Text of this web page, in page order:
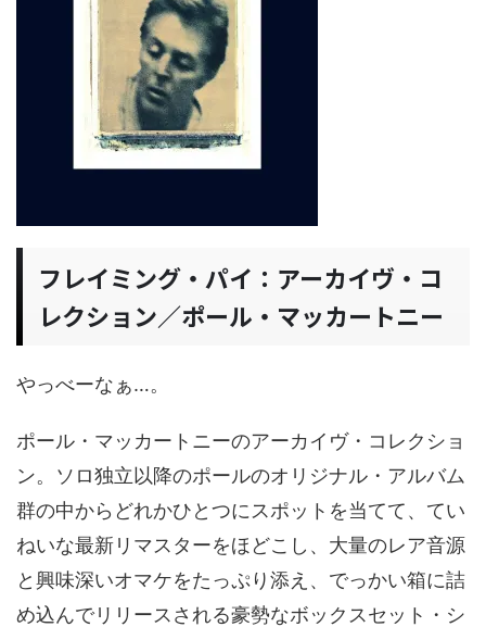
フレイミング・パイ：アーカイヴ・コ
レクション／ポール・マッカートニー
やっべーなぁ…。
ポール・マッカートニーのアーカイヴ・コレクショ
ン。ソロ独立以降のポールのオリジナル・アルバム
群の中からどれかひとつにスポットを当てて、てい
ねいな最新リマスターをほどこし、大量のレア音源
と興味深いオマケをたっぷり添え、でっかい箱に詰
め込んでリリースされる豪勢なボックスセット・シ